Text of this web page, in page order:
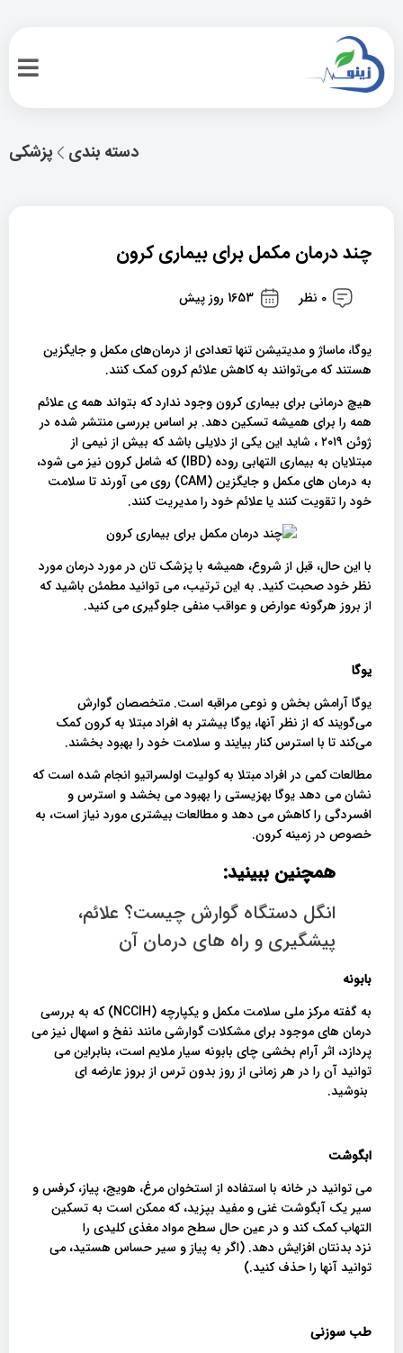
پزشکی دسته بندی
چند درمان مکمل برای بیماری کرون
0 نظر 1653 روز پیش
یوگا، ماساژ و مدیتیشن تنها تعدادی از درمان‌های مکمل و جایگزین
هستند که می‌توانند به کاهش علائم کرون کمک کنند.
هیچ درمانی برای بیماری کرون وجود ندارد که بتواند همه ی علائم
همه را برای همیشه تسکین دهد. بر اساس بررسی منتشر شده در
ژوئن ۲۰۱۹ ، شاید این یکی از دلایلی باشد که بیش از نیمی از
مبتلایان به بیماری التهابی روده (IBD) که شامل کرون نیز می شود،
به درمان های مکمل و جایگزین (CAM) روی می آورند تا سلامت
خود را تقویت کنند یا علائم خود را مدیریت کنند.
با این حال، قبل از شروع، همیشه با پزشک تان در مورد درمان مورد
نظر خود صحبت کنید. به این ترتیب، می توانید مطمئن باشید که
از بروز هرگونه عوارض و عواقب منفی جلوگیری می کنید.
یوگا
یوگا آرامش بخش و نوعی مراقبه است. متخصصان گوارش
می‌گویند که از نظر آنها، یوگا بیشتر به افراد مبتلا به کرون کمک
می‌کند تا با استرس کنار بیایند و سلامت خود را بهبود بخشند.
مطالعات کمی در افراد مبتلا به کولیت اولسراتیو انجام شده است که
نشان می دهد یوگا بهزیستی را بهبود می بخشد و استرس و
افسردگی را کاهش می دهد و مطالعات بیشتری مورد نیاز است، به
خصوص در زمینه کرون.
همچنین ببینید:
انگل دستگاه گوارش چیست؟ علائم،
پیشگیری و راه های درمان آن
بابونه
به گفته مرکز ملی سلامت مکمل و یکپارچه (NCCIH) که به بررسی
درمان های موجود برای مشکلات گوارشی مانند نفخ و اسهال نیز می
پردازد، اثر آرام بخشی چای بابونه سیار ملایم است، بنابراین می
توانید آن را در هر زمانی از روز بدون ترس از بروز عارضه ای
بنوشید.
ابگوشت
می توانید در خانه با استفاده از استخوان مرغ، هویج، پیاز، کرفس و
سیر یک آبگوشت غنی و مفید بپزید، که ممکن است به تسکین
التهاب کمک کند و در عین حال سطح مواد مغذی کلیدی را
نزد بدنتان افزایش دهد. (اگر به پیاز و سیر حساس هستید، می
توانید آنها را حذف کنید.)
طب سوزنی